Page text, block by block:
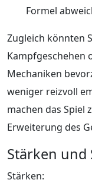
Formel
Zugleich könnten
Kampfgeschehen
Mechaniken
weniger reizvoll
machen das Spiel
Erweiterung des
Stärken und
Stärken: